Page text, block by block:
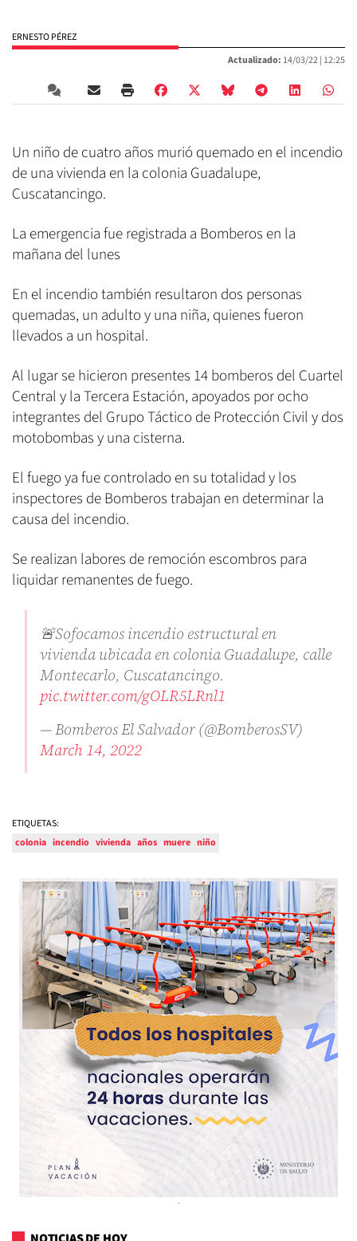
ERNESTO PÉREZ
Actualizado: 14/03/22 | 12:25
Un niño de cuatro años murió quemado en el incendio
de una vivienda en la colonia Guadalupe,
Cuscatancingo.
La emergencia fue registrada a Bomberos en la
mañana del lunes
En el incendio también resultaron dos personas
quemadas, un adulto y una niña, quienes fueron
llevados a un hospital.
Al lugar se hicieron presentes 14 bomberos del Cuartel
Central y la Tercera Estación, apoyados por ocho
integrantes del Grupo Táctico de Protección Civil y dos
motobombas y una cisterna.
El fuego ya fue controlado en su totalidad y los
inspectores de Bomberos trabajan en determinar la
causa del incendio.
Se realizan labores de remoción escombros para
liquidar remanentes de fuego.
🚨Sofocamos incendio estructural en
vivienda ubicada en colonia Guadalupe, calle
Montecarlo, Cuscatancingo.
pic.twitter.com/gOLR5LRnl1
— Bomberos El Salvador (@BomberosSV)
March 14, 2022
ETIQUETAS:
colonia incendio vivienda años muere niño